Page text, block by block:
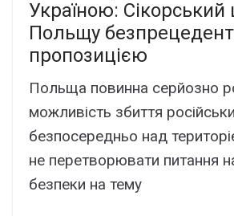
Україною:
Польщу
пропозицією
Польща повинна серйозно
можливість збиття
безпосередньо над
не перетворювати питання
безпеки на тему